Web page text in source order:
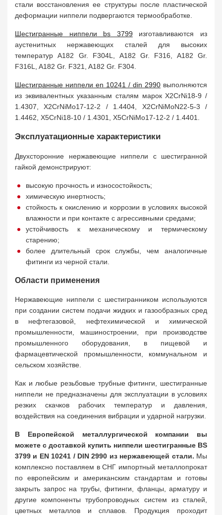
стали восстановления ее структуры после пластической
деформации ниппели подвергаются термообработке.
Шестигранные ниппели bs 3799изготавливаются из
аустенитных нержавеющих сталей для высоких
температур A182 Gr. F304L, A182 Gr. F316, A182 Gr.
F316L, A182 Gr. F321, A182 Gr. F304.
Шестигранные ниппели en 10241 / din 2990 выполняются
из эквивалентных указанным сталям марок X2CrNi18-9 /
1.4307, X2CrNiMo17-12-2 / 1.4404, X2CrNiMoN22-5-3 /
1.4462, X5CrNi18-10 / 1.4301, X5CrNiMo17-12-2 / 1.4401.
Эксплуатационные характеристики
Двухсторонние нержавеющие ниппели с шестигранной
гайкой демонстрируют:
высокую прочность и износостойкость;
химическую инертность;
стойкость к окислению и коррозии в условиях высокой
влажности и при контакте с агрессивными средами;
устойчивость к механическому и термическому
старению;
более длительный срок службы, чем аналогичные
фитинги из черной стали.
Области применения
Нержавеющие ниппели с шестигранником используются
при создании систем подачи жидких и газообразных сред
в нефтегазовой, нефтехимической и химической
промышленности, машиностроении, при производстве
промышленного оборудования, в пищевой и
фармацевтической промышленности, коммунальном и
сельском хозяйстве.
Как и любые резьбовые трубные фитинги, шестигранные
ниппели не предназначены для эксплуатации в условиях
резких скачков рабочих температур и давления,
воздействия на соединения вибрации и ударной нагрузки.
В Европейской металлургической компании вы
можете с доставкой купить ниппели шестигранные BS
3799 и EN 10241 / DIN 2990 из нержавеющей стали. Мы
комплексно поставляем в СНГ импортный металлопрокат
по европейским и американским стандартам и готовы
закрыть запрос на трубы, фитинги, фланцы, арматуру и
другие компоненты трубопроводных систем из сталей,
цветных металлов и сплавов. Продукция проходит